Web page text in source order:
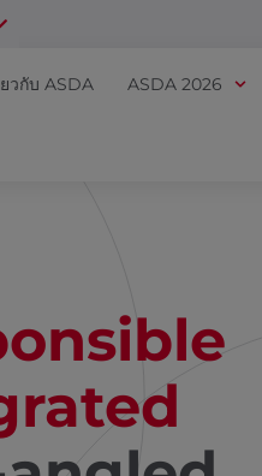
ยวกับ ASDA ASDA 2026